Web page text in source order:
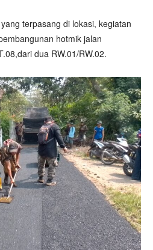
terpasang di lokasi, kegiatan
hotmik jalan
dua RW.01/RW.02.